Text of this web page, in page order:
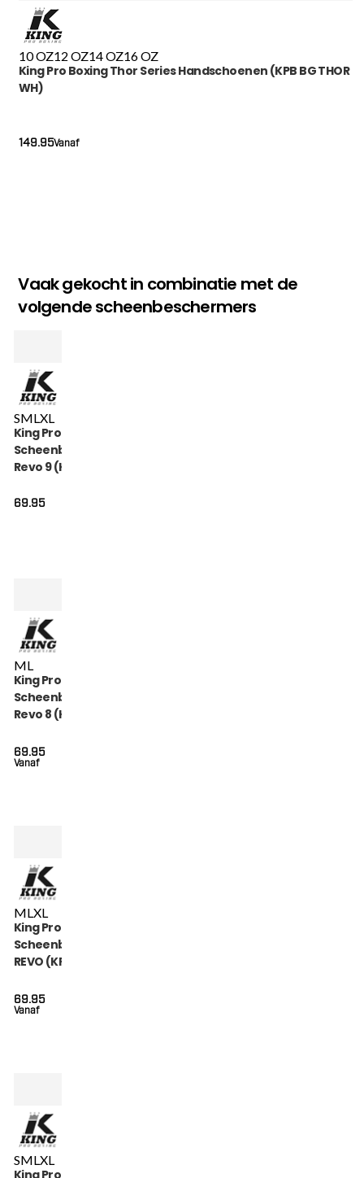
10 OZ12 OZ14 OZ16 OZ
King Pro Boxing Thor Series Handschoenen (KPB BG THOR
WH)
Vanaf
149.95
Vaak gekocht in combinatie met de
volgende scheenbeschermers
SML XL
King Pro Boxing
Scheenbeschermers
Revo 9 (KPB SG REVO
69.95
ML
King Pro Boxing
Scheenbeschermers
Revo 8 (KPB SG REVO
Vanaf
69.95
MLXL
King Pro Boxing
Scheenbeschermers
REVO (KPB SG REVO 6)
Vanaf
69.95
SMLXL